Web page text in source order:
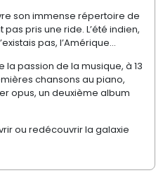
son immense répertoire de
pris une ride. L’été indien,
pas, l’Amérique…
passion de la musique, à 13
chansons au piano,
opus, un deuxième album
ou redécouvrir la galaxie